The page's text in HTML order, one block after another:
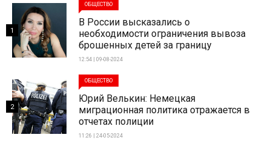
ОБЩЕСТВО
В России высказались о
необходимости ограничения вывоза
брошенных детей за границу
12:54 | 09-08-2024
1
ОБЩЕСТВО
Юрий Велькин: Немецкая
миграционная политика отражается в
отчетах полиции
11:26 | 24-05-2024
2